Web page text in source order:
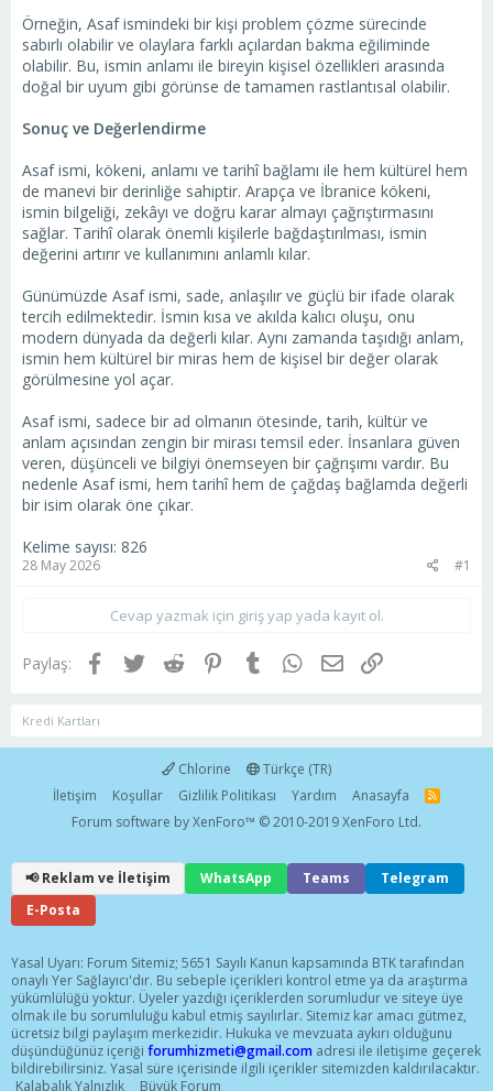
Örneğin, Asaf ismindeki bir kişi problem çözme sürecinde
sabırlı olabilir ve olaylara farklı açılardan bakma eğiliminde
olabilir. Bu, ismin anlamı ile bireyin kişisel özellikleri arasında
doğal bir uyum gibi görünse de tamamen rastlantısal olabilir.
Sonuç ve Değerlendirme
Asaf ismi, kökeni, anlamı ve tarihî bağlamı ile hem kültürel hem
de manevi bir derinliğe sahiptir. Arapça ve İbranice kökeni,
ismin bilgeliği, zekâyı ve doğru karar almayı çağrıştırmasını
sağlar. Tarihî olarak önemli kişilerle bağdaştırılması, ismin
değerini artırır ve kullanımını anlamlı kılar.
Günümüzde Asaf ismi, sade, anlaşılır ve güçlü bir ifade olarak
tercih edilmektedir. İsmin kısa ve akılda kalıcı oluşu, onu
modern dünyada da değerli kılar. Aynı zamanda taşıdığı anlam,
ismin hem kültürel bir miras hem de kişisel bir değer olarak
görülmesine yol açar.
Asaf ismi, sadece bir ad olmanın ötesinde, tarih, kültür ve
anlam açısından zengin bir mirası temsil eder. İnsanlara güven
veren, düşünceli ve bilgiyi önemseyen bir çağrışımı vardır. Bu
nedenle Asaf ismi, hem tarihî hem de çağdaş bağlamda değerli
bir isim olarak öne çıkar.
Kelime sayısı: 826
28 May 2026 #1
Cevap yazmak için giriş yap yada kayıt ol.
Paylaş: Facebook
TwitterReddit PinterestTumblrWhatsApp
E-postaLink
Kredi Kartları
Chlorine
Türkçe (TR)
İletişim
Koşullar Gizlilik Politikası Yardım Anasayfa
R
Forum software by XenForo™ © 2010-2019 XenForo Ltd.
📢 Reklam ve İletişim WhatsApp Teams
Telegram
E-Posta
Yasal Uyarı: Forum Sitemiz; 5651 Sayılı Kanun kapsamında BTK tarafından
onaylı Yer Sağlayıcı'dır. Bu sebeple içerikleri kontrol etme ya da araştırma
yükümlülüğü yoktur. Üyeler yazdığı içeriklerden sorumludur ve siteye üye
olmak ile bu sorumluluğu kabul etmiş sayılırlar. Sitemiz kar amacı gütmez,
ücretsiz bilgi paylaşım merkezidir. Hukuka ve mevzuata aykırı olduğunu
düşündüğünüz içeriği forumhizmeti@gmail.com adresi ile iletişime geçerek
bildirebilirsiniz. Yasal süre içerisinde ilgili içerikler sitemizden kaldırılacaktır.
Kalabalık Yalnızlık
Büyük Forum